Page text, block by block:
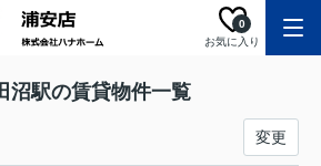
お気に入り
0
沼駅の賃貸物件一覧
変更